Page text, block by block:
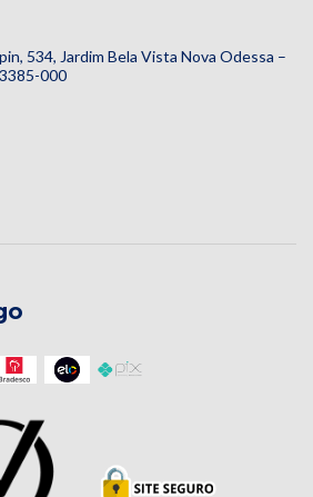
534, Jardim Bela Vista Nova Odessa –
000